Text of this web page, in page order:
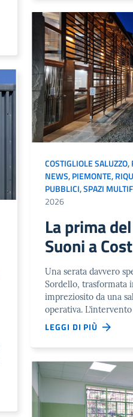
COSTIGLIOLE SALUZZO,
NEWS,PIEMONTE,
PUBBLICI,SPAZI
2026
La prima
Suoni a
Una serata davvero
Sordello, trasformata
impreziosito da una
operativa.
LEGGI DI PIÙ